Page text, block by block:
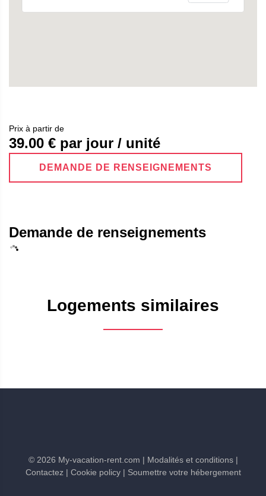
Prix ​​à partir de
39.00 € par jour / unité
DEMANDE DE RENSEIGNEMENTS
Demande de renseignements
Logements similaires
© 2026 My-vacation-rent.com | Modalités et conditions |
Contactez | Cookie policy | Soumettre votre hébergement